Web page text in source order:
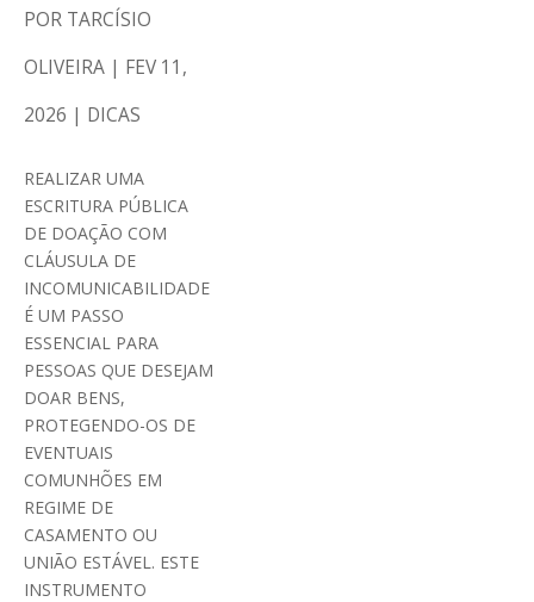
POR TARCÍSIO
OLIVEIRA | FEV 11,
2026 | DICAS
REALIZAR UMA
ESCRITURA PÚBLICA
DE DOAÇÃO COM
CLÁUSULA DE
INCOMUNICABILIDADE
É UM PASSO
ESSENCIAL PARA
PESSOAS QUE DESEJAM
DOAR BENS,
PROTEGENDO-OS DE
EVENTUAIS
COMUNHÕES EM
REGIME DE
CASAMENTO OU
UNIÃO ESTÁVEL. ESTE
INSTRUMENTO